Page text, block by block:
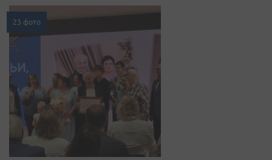
23 фото